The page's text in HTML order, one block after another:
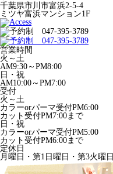
千葉県市川市富浜2-5-4
ミツヤ富浜マンション1F
営業時間
火～土
AM9:30～PM8:00
日・祝
AM10:00～PM7:00
受付
火～土
カラーorパーマ受付PM6:00
カット受付PM7:00まで
日・祝
カラーorパーマ受付PM5:00
カット受付PM6:00まで
定休日
月曜日・第1日曜日・第3火曜日